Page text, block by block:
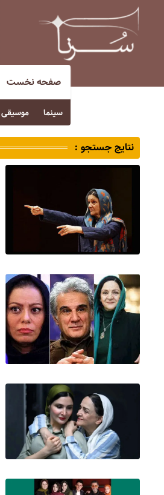
صفحه نخست
سینما موسیقی
نتایج جستجو :